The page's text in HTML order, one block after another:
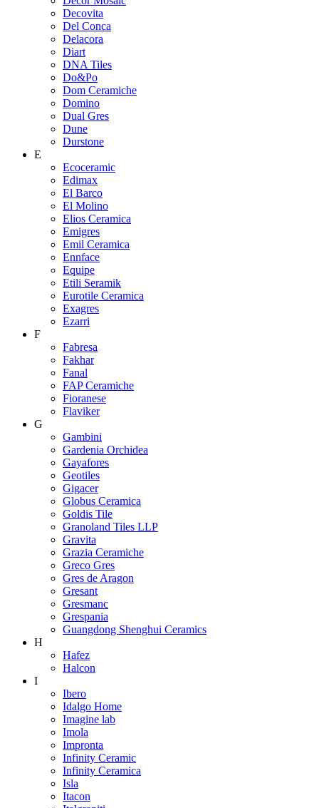
Decovita
Del Conca
Delacora
Diart
DNA Tiles
Do&Po
Dom Ceramiche
Domino
Dual Gres
Dune
Durstone
E
Ecoceramic
Edimax
El Barco
El Molino
Elios Ceramica
Emigres
Emil Ceramica
Ennface
Equipe
Etili Seramik
Eurotile Ceramica
Exagres
Ezarri
F
Fabresa
Fakhar
Fanal
FAP Ceramiche
Fioranese
Flaviker
G
Gambini
Gardenia Orchidea
Gayafores
Geotiles
Gigacer
Globus Ceramica
Goldis Tile
Granoland Tiles LLP
Gravita
Grazia Ceramiche
Greco Gres
Gres de Aragon
Gresant
Gresmanc
Grespania
Guangdong Shenghui Ceramics
H
Hafez
Halcon
I
Ibero
Idalgo Home
Imagine lab
Imola
Impronta
Infinity Ceramic
Infinity Ceramica
Isla
Itacon